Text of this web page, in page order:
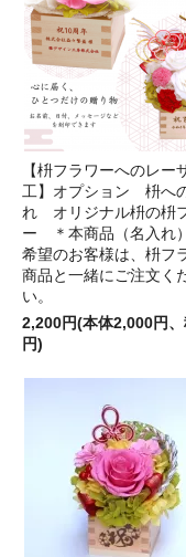
【枡フラワーへのレー
工】オプション 枡へ
れ オリジナル枡の枡
ー ＊本商品（名入れ
希望のお客様は、枡フ
商品と一緒にご注文く
い。
2,200円(本体2,000円
円)